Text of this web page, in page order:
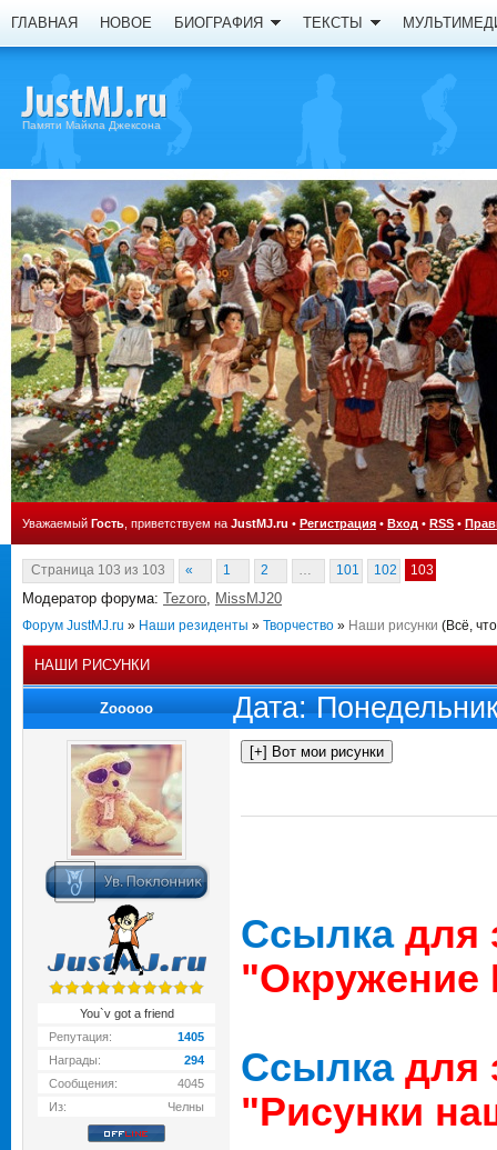
ГЛАВНАЯ НОВОЕ БИОГРАФИЯ ТЕКСТЫ
Памяти Майкла Джексона
Уважаемый Гость , приветствуем на JustMJ.ru • Регистрация • Вход • RSS •
Страница 103 из 103 « 1 2 … 101 102 103
Модератор форума: Tezoro, MissMJ20
Форум JustMJ.ru » Наши резиденты » Творчество » Наши рисунки (Всё,
НАШИ РИСУНКИ
Zooooo Дата:
You`v got a friend
Репутация:
1405
Награды:
294
Сообщения:
4045
Из:
Челны
Ссылкадля
"Окружение
Ссылкадля
"Рисунки